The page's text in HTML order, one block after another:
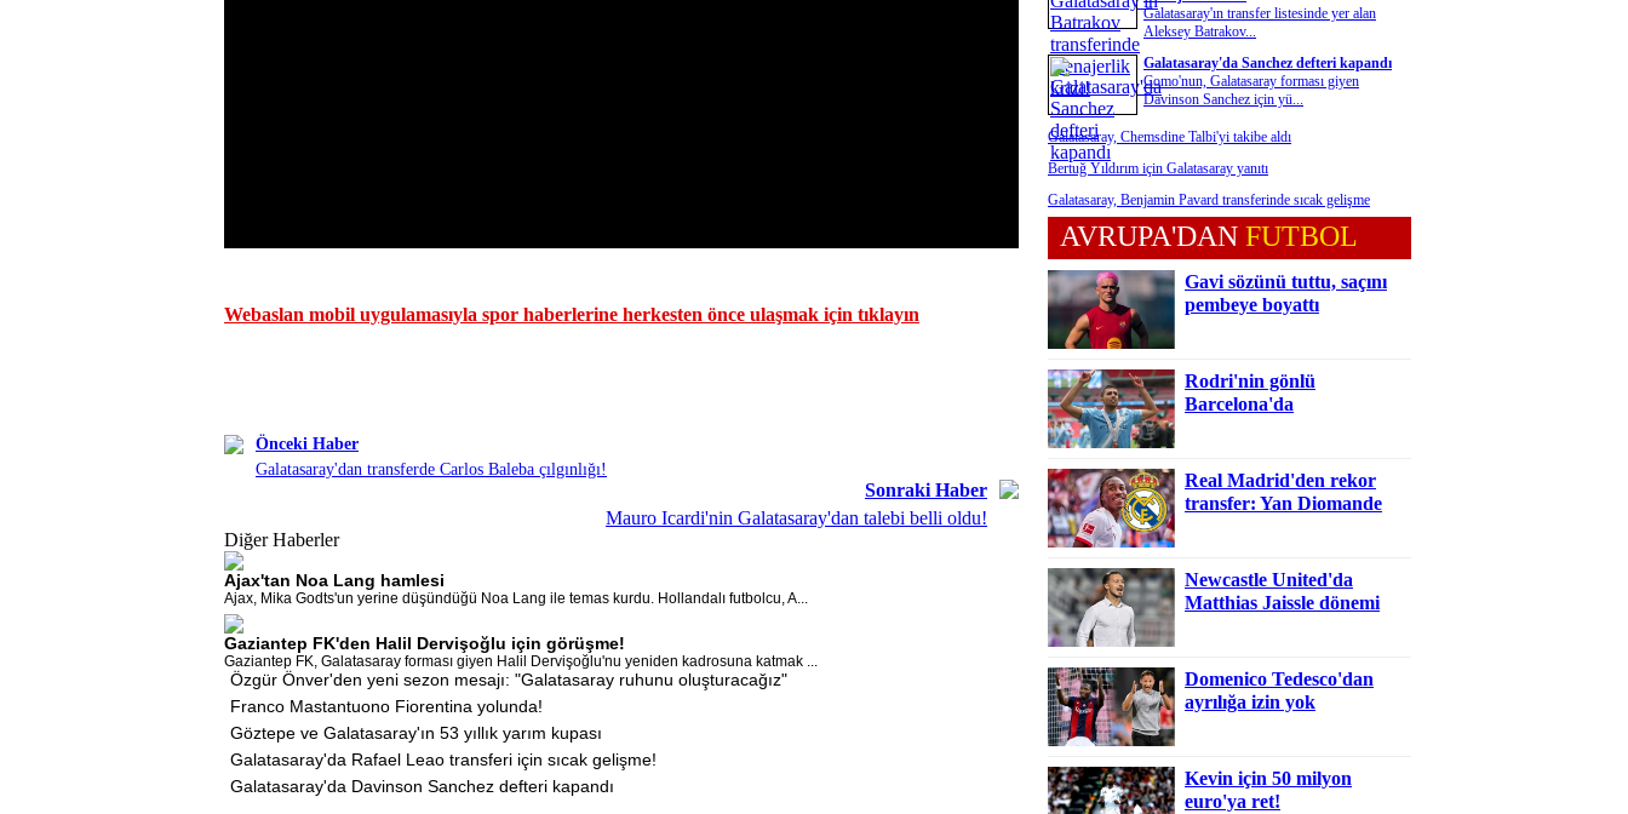
Webaslan mobil uygulamasıyla spor haberlerine herkesten önce ulaşmak için tıklayın
Önceki Haber
Galatasaray'dan transferde Carlos Baleba çılgınlığı!
Sonraki Haber
Mauro Icardi'nin Galatasaray'dan talebi belli oldu!
Diğer Haberler
Ajax'tan Noa Lang hamlesi
Ajax, Mika Godts'un yerine düşündüğü Noa Lang ile temas kurdu. Hollandalı futbolcu, A...
Gaziantep FK'den Halil Dervişoğlu için görüşme!
Gaziantep FK, Galatasaray forması giyen Halil Dervişoğlu'nu yeniden kadrosuna katmak ...
Özgür Önver'den yeni sezon mesajı: "Galatasaray ruhunu oluşturacağız"
Franco Mastantuono Fiorentina yolunda!
Göztepe ve Galatasaray'ın 53 yıllık yarım kupası
Galatasaray'da Rafael Leao transferi için sıcak gelişme!
Galatasaray'da Davinson Sanchez defteri kapandı
Galatasaray'ın transfer listesinde yer alan
Aleksey Batrakov...
Galatasaray'da Sanchez defteri kapandı
Como'nun, Galatasaray forması giyen
Davinson Sanchez için yü...
Galatasaray, Chemsdine Talbi'yi takibe aldı
Bertuğ Yıldırım için Galatasaray yanıtı
Galatasaray, Benjamin Pavard transferinde sıcak gelişme
AVRUPA'DAN FUTBOL
Gavi sözünü tuttu, saçını
pembeye boyattı
Rodri'nin gönlü
Barcelona'da
Real Madrid'den rekor
transfer: Yan Diomande
Newcastle United'da
Matthias Jaissle dönemi
Domenico Tedesco'dan
ayrılığa izin yok
Kevin için 50 milyon
euro'ya ret!